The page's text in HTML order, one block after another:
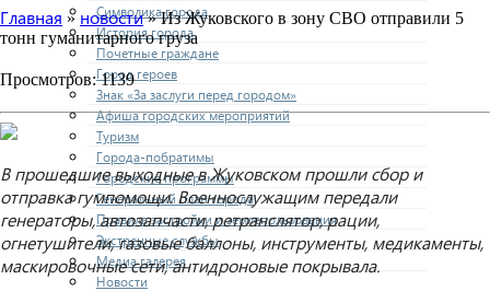
Символика города
История города
Почетные граждане
Город героев
Знак «За заслуги перед городом»
Афиша городских мероприятий
Туризм
Города-побратимы
Городские программы
Генеральный план города
Правила застройки и землепользования
Экстренные службы
Медиа галерея
Новости
Главная » новости» Из Жуковского в зону СВО отправили 5
тонн гуманитарного груза
Просмотров: 1139
В прошедшие выходные в Жуковском прошли сбор и
отправка гумпомощи. Военнослужащим передали
генераторы, автозапчасти, ретранслятор, рации,
огнетушители, газовые баллоны, инструменты, медикаменты,
маскировочные сети, антидроновые покрывала.